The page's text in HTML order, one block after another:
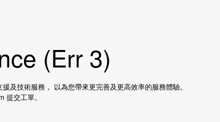
(Err 3)
及技術服務， 以為您帶來更完善及更高效率的服務體驗。
提交工單。